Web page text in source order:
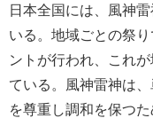
日本全国には、風神
いる。地域ごとの祭
ントが行われ、これ
ている。風神雷神は
を尊重し調和を保つ